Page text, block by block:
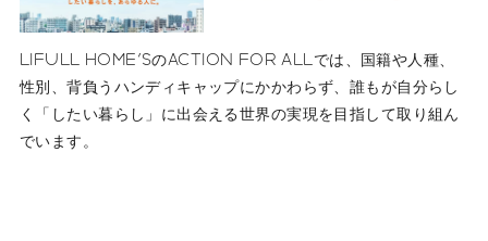
LIFULL HOME'SのACTION FOR ALLでは、国籍や人種、
性別、背負うハンディキャップにかかわらず、誰もが自分らし
く「したい暮らし」に出会える世界の実現を目指して取り組ん
でいます。